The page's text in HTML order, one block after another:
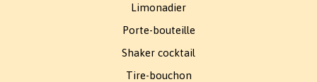
Limonadier
Porte-bouteille
Shaker cocktail
Tire-bouchon